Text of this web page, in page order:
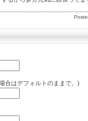
合はデフォルトのままで。)